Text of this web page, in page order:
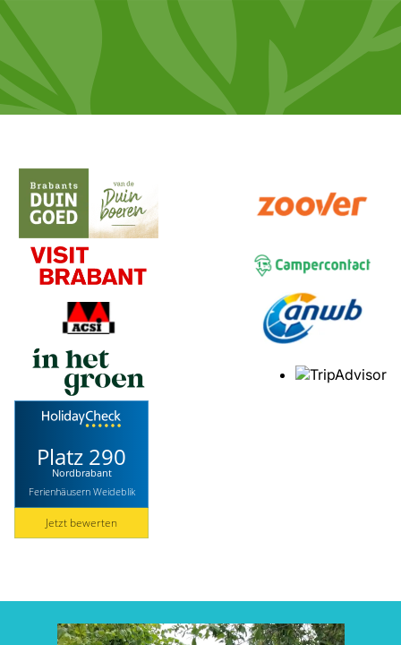
Platz 290
Nordbrabant
Ferienhäusern Weideblik
Jetzt bewerten